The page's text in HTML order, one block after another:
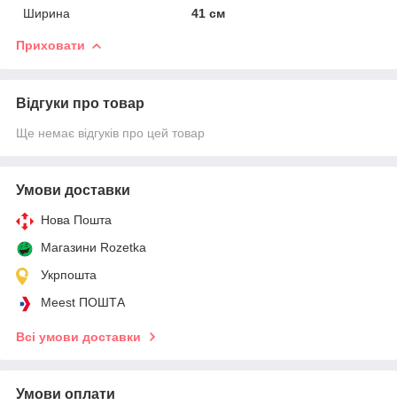
Ширина
41 см
Приховати
Відгуки про товар
Ще немає відгуків про цей товар
Умови доставки
Нова Пошта
Магазини Rozetka
Укрпошта
Meest ПОШТА
Всі умови доставки
Умови оплати